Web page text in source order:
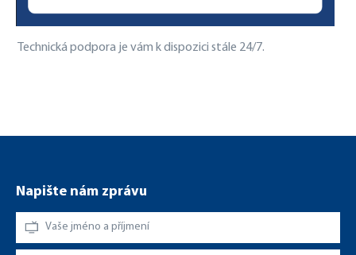
Technická podpora je vám k dispozici stále 24/7.
Napište nám zprávu